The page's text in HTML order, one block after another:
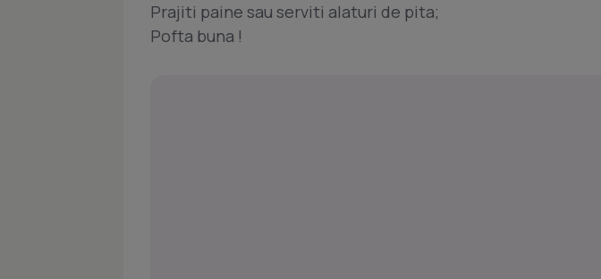
Prajiti paine sau serviti alaturi de pita;
Pofta buna !